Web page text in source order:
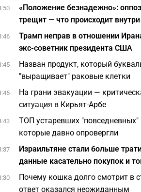
«Положение безнадежно»:
трещит — что происходит
Трамп неправ в отношении
экс-советник президента США
Назван продукт, который
"выращивает" раковые клетки
На грани эвакуации —
ситуация в Кирьят-Арбе
ТОП устаревших
которые давно опровергли
Израильтяне стали больше
данные касательно покупок и
Почему кошка долго смотрит в
ответ оказался неожиданным